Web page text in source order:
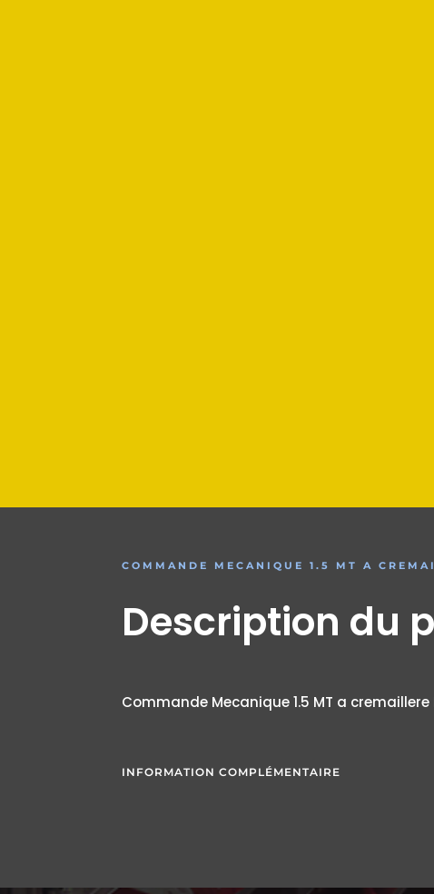
COMMANDE MECANIQUE 1.5 MT A
Description du
Commande Mecanique 1.5 MT a cremaillere
INFORMATION COMPLÉMENTAIRE